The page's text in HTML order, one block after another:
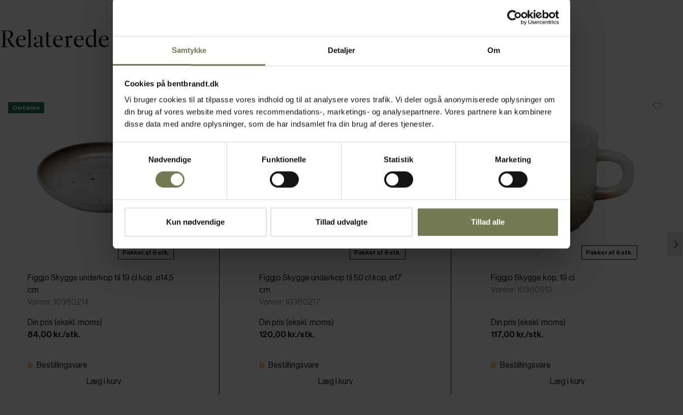
Samtykke Detaljer Om
Cookies på bentbrandt.dk
Vi bruger cookies til at tilpasse vores indhold og til at analysere vores trafik. Vi deler også anonymiserede oplysninger om
din brug af vores website med vores recommendations-, marketings- og analysepartnere. Vores partnere kan kombinere
disse data med andre oplysninger, som de har indsamlet fra din brug af deres tjenester.
Nødvendige
Funktionelle Statistik Marketing
Kun nødvendige Tillad udvalgte Tillad alle
Relaterede varer
Omtanke
Pakker af 6 stk.
Figgjo Skygge underkop til 19 cl kop, ø14,5
cm
Varenr: 10360214
Din pris (ekskl. moms)
84,00 kr./stk.
Bestillingsvare
Læg i kurv
Pakker af 6 stk.
Figgjo Skygge underkop til 50 cl kop, ø17
cm
Varenr: 10360217
Din pris (ekskl. moms)
120,00 kr./stk.
Bestillingsvare
Læg i kurv
Omtanke
Pakker af 6 stk.
Figgjo Skygge kop, 19 cl
Varenr: 10360919
Din pris (ekskl. moms)
117,00 kr./stk.
Bestillingsvare
Læg i kurv